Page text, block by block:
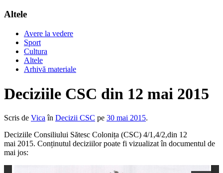
Altele
Avere la vedere
Sport
Cultura
Altele
Arhivă materiale
Deciziile CSC din 12 mai 2015
Scris de Vica în Decizii CSC pe 30 mai 2015.
Deciziile Consiliului Sătesc Colonița (CSC) 4/1,4/2,din 12
mai 2015. Conținutul deciziilor poate fi vizualizat în documentul de
mai jos: